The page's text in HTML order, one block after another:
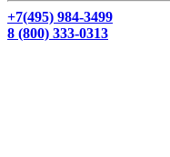
+7(495) 984-3499
8 (800) 333-0313